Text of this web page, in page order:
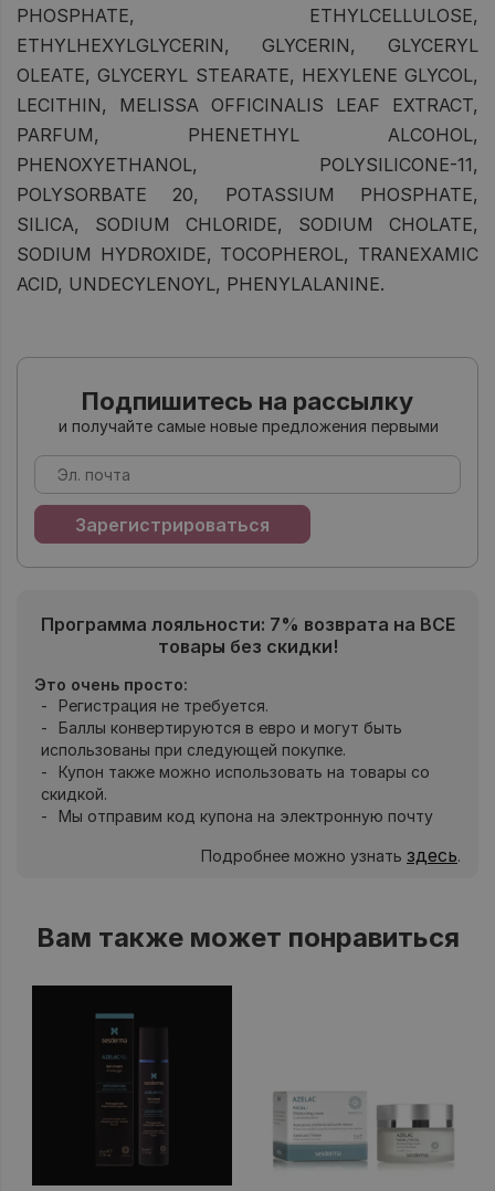
PHOSPHATE, ETHYLCELLULOSE,
ETHYLHEXYLGLYCERIN, GLYCERIN, GLYCERYL
OLEATE, GLYCERYL STEARATE, HEXYLENE GLYCOL,
LECITHIN, MELISSA OFFICINALIS LEAF EXTRACT,
PARFUM, PHENETHYL ALCOHOL,
PHENOXYETHANOL, POLYSILICONE-11,
POLYSORBATE 20, POTASSIUM PHOSPHATE,
SILICA, SODIUM CHLORIDE, SODIUM CHOLATE,
SODIUM HYDROXIDE, TOCOPHEROL, TRANEXAMIC
ACID, UNDECYLENOYL, PHENYLALANINE.
Подпишитесь на рассылку
и получайте самые новые предложения первыми
Программа лояльности: 7% возврата на ВСЕ
товары без скидки!
Это очень просто:
Регистрация не требуется.
Баллы конвертируются в евро и могут быть
использованы при следующей покупке.
Купон также можно использовать на товары со
скидкой.
Мы отправим код купона на электронную почту
Подробнее можно узнать здесь.
Вам также может понравиться